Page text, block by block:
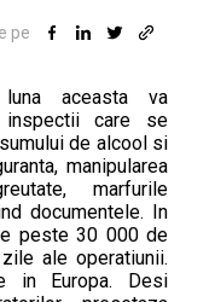
pe
luna aceasta va
care se
de alcool si
manipularea
marfurile
documentele. In
peste 30 000 de
ale operatiunii.
in Europa. Desi